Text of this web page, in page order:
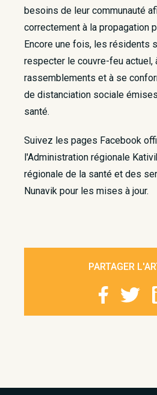
besoins de leur communauté
correctement à la propagation
Encore une fois, les résidents
respecter le couvre-feu actuel,
rassemblements et à se
de distanciation sociale
santé.
Suivez les pages Facebook
l'Administration régionale
régionale de la santé et des
Nunavik pour les mises à jour.​
PARTAGER